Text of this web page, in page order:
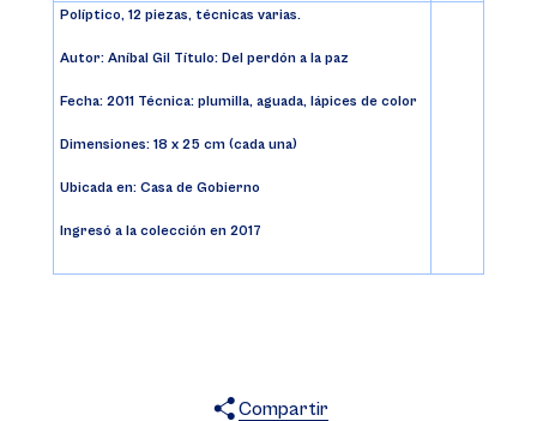
Políptico, 12 piezas, técnicas varias.
Autor: Aníbal Gil Título: Del perdón a la paz
Fecha: 2011 Técnica: plumilla, aguada, lápices de color
Dimensiones: 18 x 25 cm (cada una)
Ubicada en: Casa de Gobierno
Ingresó a la colección en 2017
Compartir